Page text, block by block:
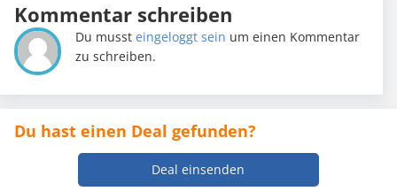
Kommentar schreiben
Du mussteingeloggt sein um einen Kommentar
zu schreiben.
Du hast einen Deal gefunden?
Deal einsenden